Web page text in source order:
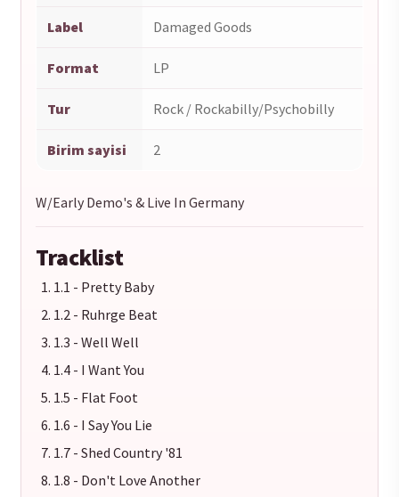
Label Damaged Goods
Format LP
Tur Rock / Rockabilly/Psychobilly
Birim sayisi 2
W/Early Demo's & Live In Germany
Tracklist
1.1 - Pretty Baby
1.2 - Ruhrge Beat
1.3 - Well Well
1.4 - I Want You
1.5 - Flat Foot
1.6 - I Say You Lie
1.7 - Shed Country '81
1.8 - Don't Love Another